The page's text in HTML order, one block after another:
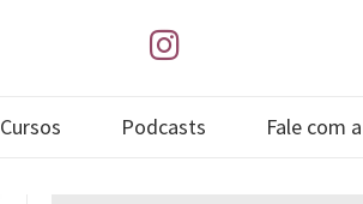
Cursos Podcasts Fale com